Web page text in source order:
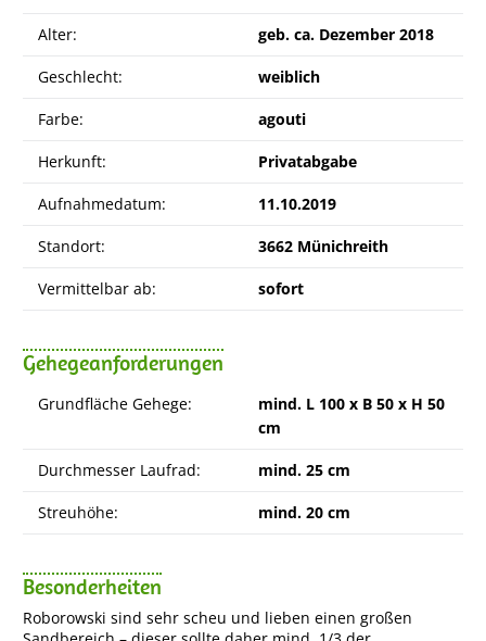
Alter: geb. ca. Dezember 2018
Geschlecht: weiblich
Farbe: agouti
Herkunft: Privatabgabe
Aufnahmedatum: 11.10.2019
Standort: 3662 Münichreith
Vermittelbar ab: sofort
Gehegeanforderungen
Grundfläche Gehege:
mind. L 100 x B 50 x H 50
cm
Durchmesser Laufrad: mind. 25 cm
Streuhöhe: mind. 20 cm
Besonderheiten
Roborowski sind sehr scheu und lieben einen großen